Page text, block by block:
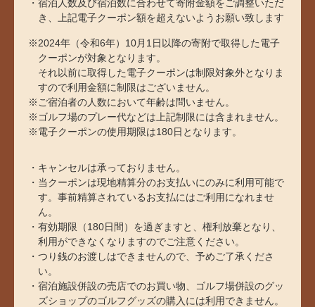
宿泊人数及び宿泊数に合わせて寄附金額をご調整いただ
き、上記電子クーポン額を超えないようお願い致します
※2024年（令和6年）10月1日以降の寄附で取得した電子
クーポンが対象となります。
それ以前に取得した電子クーポンは制限対象外となりま
すので利用金額に制限はございません。
※ご宿泊者の人数において年齢は問いません。
※ゴルフ場のプレー代などは上記制限には含まれません。
※電子クーポンの使用期限は180日となります。
キャンセルは承っておりません。
当クーポンは現地精算分のお支払いにのみに利用可能で
す。事前精算されているお支払にはご利用になれませ
ん。
有効期限（180日間）を過ぎますと、権利放棄となり、
利用ができなくなりますのでご注意ください。
つり銭のお渡しはできませんので、予めご了承くださ
い。
宿泊施設併設の売店でのお買い物、ゴルフ場併設のグッ
ズショップのゴルフグッズの購入には利用できません。